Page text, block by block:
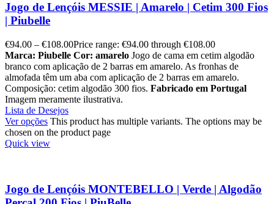
Jogo de Lençóis MESSIE | Amarelo | Cetim 300 Fios
| Piubelle
€94.00 – €108.00Price range: €94.00 through €108.00
Marca: Piubelle Cor: amarelo Jogo de cama em cetim algodão
branco com aplicação de 2 barras em amarelo. As fronhas de
almofada têm um aba com aplicação de 2 barras em amarelo.
Composição: cetim algodão 300 fios. Fabricado em Portugal
Imagem meramente ilustrativa.
Lista de Desejos
Ver opções This product has multiple variants. The options may be
chosen on the product page
Quick view
Jogo de Lençóis MONTEBELLO | Verde | Algodão